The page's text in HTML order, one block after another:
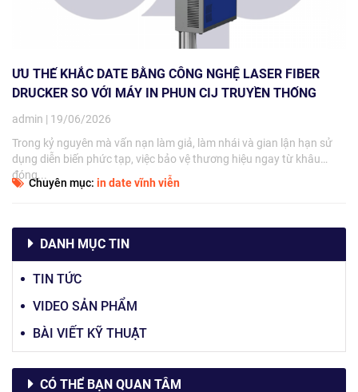
ƯU THẾ KHẮC DATE BẰNG CÔNG NGHỆ LASER FIBER
DRUCKER SO VỚI MÁY IN PHUN CIJ TRUYỀN THỐNG
admin | 19/06/2026
Trong kỷ nguyên mà vấn nạn làm giả, làm nhái và gian lận hạn sử
dụng diễn biến phức tạp, việc bảo vệ thương hiệu ngay từ khâu
đóng...
Chuyên mục: in date vĩnh viễn
DANH MỤC TIN
TIN TỨC
VIDEO SẢN PHẨM
BÀI VIẾT KỸ THUẬT
CÓ THỂ BẠN QUAN TÂM